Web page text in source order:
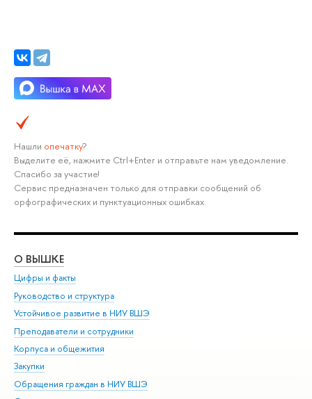
Нашли опечатку?
Выделите её, нажмите Ctrl+Enter и отправьте нам уведомление.
Спасибо за участие!
Сервис предназначен только для отправки сообщений об
орфографических и пунктуационных ошибках.
О ВЫШКЕ
Цифры и факты
Руководство и структура
Устойчивое развитие в НИУ ВШЭ
Преподаватели и сотрудники
Корпуса и общежития
Закупки
Обращения граждан в НИУ ВШЭ